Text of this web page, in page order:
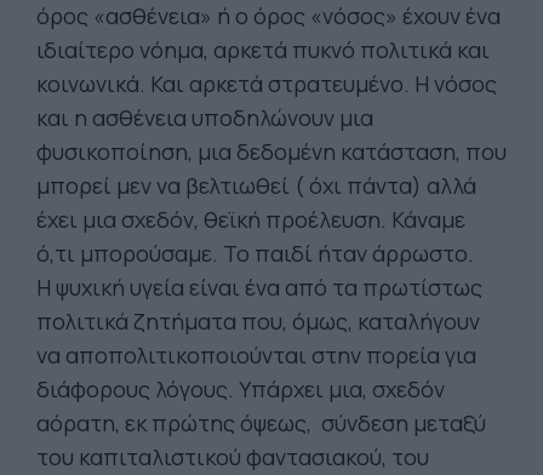
όρος «ασθένεια» ή ο όρος «νόσος» έχουν ένα
ιδιαίτερο νόημα, αρκετά πυκνό πολιτικά και
κοινωνικά. Και αρκετά στρατευμένο. Η νόσος
και η ασθένεια υποδηλώνουν μια
φυσικοποίηση, μια δεδομένη κατάσταση, που
μπορεί μεν να βελτιωθεί ( όχι πάντα) αλλά
έχει μια σχεδόν, θεϊκή προέλευση. Κάναμε
ό,τι μπορούσαμε. Το παιδί ήταν άρρωστο.
Η ψυχική υγεία είναι ένα από τα πρωτίστως
πολιτικά ζητήματα που, όμως, καταλήγουν
να αποπολιτικοποιούνται στην πορεία για
διάφορους λόγους. Υπάρχει μια, σχεδόν
αόρατη, εκ πρώτης όψεως, σύνδεση μεταξύ
του καπιταλιστικού φαντασιακού, του